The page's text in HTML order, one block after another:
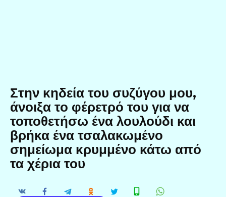
Στην κηδεία του συζύγου μου,
άνοιξα το φέρετρό του για να
τοποθετήσω ένα λουλούδι και
βρήκα ένα τσαλακωμένο
σημείωμα κρυμμένο κάτω από
τα χέρια του